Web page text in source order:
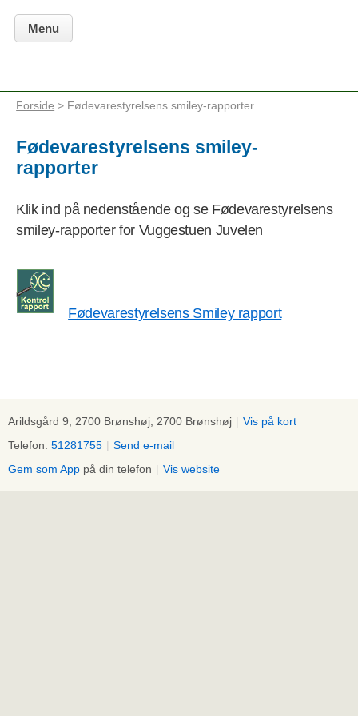
Menu
Forside > Fødevarestyrelsens smiley-rapporter
Fødevarestyrelsens smiley-
rapporter
Klik ind på nedenstående og se Fødevarestyrelsens
smiley-rapporter for Vuggestuen Juvelen
Fødevarestyrelsens Smiley rapport
Arildsgård 9, 2700 Brønshøj, 2700 Brønshøj | Vis på kort
Telefon: 51281755 | Send e-mail
Gem som App på din telefon | Vis website